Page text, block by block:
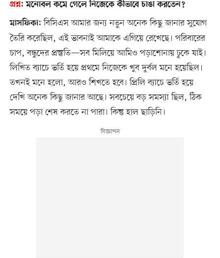
প্রশ্ন:মনোবল কমে গেলে নিজেকে কীভাবে চাঙা করতেন?
মাসফিকা: বিসিএস আমার জন্য নতুন অনেক কিছু জানার সুযোগ
তৈরি করেছিল, এই ভাবনাই আমাকে এগিয়ে রেখেছে। পরিবারের
চাপ, বন্ধুদের প্রস্তুতি—সব মিলিয়ে আমিও পড়াশোনায় ঢুকে যাই।
লিখিত ব্যাচে ভর্তি হয়ে প্রথমে নিজেকে খুব দুর্বল মনে হয়েছিল।
তখনই মনে হলো, আরও শিখতে হবে। প্রিলি ব্যাচে ভর্তি হয়ে
দেখি অনেক কিছু জানার আছে। সবচেয়ে বড় সমস্যা ছিল, ঠিক
সময়ে পড়া শেষ করতে না পারা। কিন্তু হাল ছাড়িনি।